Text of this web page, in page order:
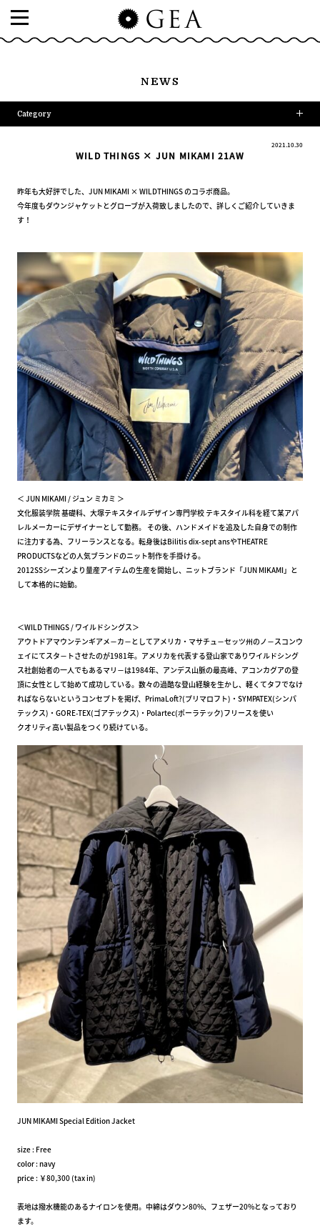
NEWS
Category
2021.10.30
WILD THINGS × JUN MIKAMI 21AW
昨年も大好評でした、JUN MIKAMI × WILDTHINGS のコラボ商品。
今年度もダウンジャケットとグローブが入荷致しましたので、詳しくご紹介していきま
す！
＜ JUN MIKAMI / ジュン ミカミ ＞
文化服装学院 基礎科、大塚テキスタイルデザイン専門学校 テキスタイル科を経て某アパ
レルメーカーにデザイナーとして勤務。 その後、ハンドメイドを追及した自身での制作
に注力する為、フリーランスとなる。転身後はBilitis dix-sept ansやTHEATRE
PRODUCTSなどの人気ブランドのニット制作を手掛ける。
2012SSシーズンより量産アイテムの生産を開始し、ニットブランド「JUN MIKAMI」と
して本格的に始動。
＜WILD THINGS / ワイルドシングス＞
アウトドアマウンテンギアメ－カ－としてアメリカ・マサチュ－セッツ州のノ－スコンウ
ェイにてスタ－トさせたのが1981年。アメリカを代表する登山家でありワイルドシング
ス社創始者の一人でもあるマリ－は1984年、アンデス山脈の最高峰、アコンカグアの登
頂に女性として始めて成功している。数々の過酷な登山経験を生かし、軽くてタフでなけ
ればならないというコンセプトを掲げ、PrimaLoft?(プリマロフト)・SYMPATEX(シンパ
テックス)・GORE-TEX(ゴアテックス)・Polartec(ポーラテック)フリースを使い
クオリティ高い製品をつくり続けている。
JUN MIKAMI Special Edition Jacket
size : Free
color : navy
price : ￥80,300 (tax in)
表地は撥水機能のあるナイロンを使用。中綿はダウン80%、フェザー20%となっており
ます。